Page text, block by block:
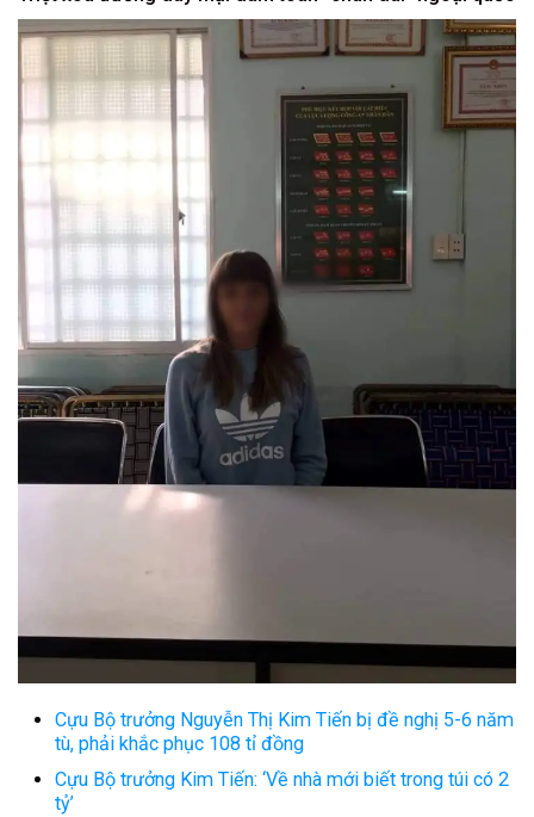
Cựu Bộ trưởng Nguyễn Thị Kim Tiến bị đề nghị 5-6 năm
tù, phải khắc phục 108 tỉ đồng
Cựu Bộ trưởng Kim Tiến: ‘Về nhà mới biết trong túi có 2
tỷ’